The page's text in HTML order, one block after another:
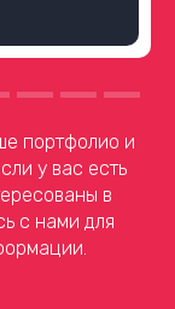
портфолио и
у вас есть
в
с нами для